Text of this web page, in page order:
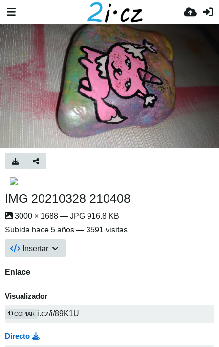
IMG 20210328 210408
3000 × 1688 — JPG 916.8 KB
Subida hace 5 años — 3591 visitas
Insertar
Enlace
Visualizador
COPIAR
Directo